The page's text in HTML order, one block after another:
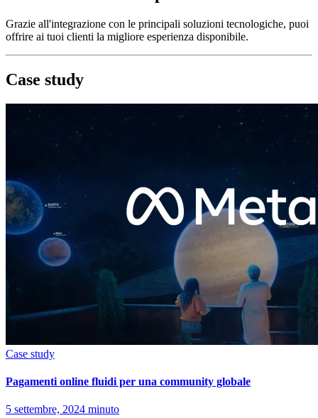
Grazie all'integrazione con le principali soluzioni tecnologiche, puoi
offrire ai tuoi clienti la migliore esperienza disponibile.
Case study
Case study
Pagamenti online fluidi per una community globale
5 settembre, 2024 minuto